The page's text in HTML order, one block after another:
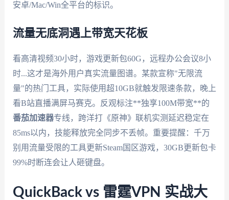
安卓/Mac/Win全平台的标识。
流量无底洞遇上带宽天花板
看高清视频30小时，游戏更新包60G，远程办公会议8小
时...这才是海外用户真实流量图谱。某款宣称"无限流
量"的热门工具，实际使用超10GB就触发限速条款，晚上
看B站直播满屏马赛克。反观标注**独享100M带宽**的
番茄加速器专线，跨洋打《原神》联机实测延迟稳定在
85ms以内，技能释放完全同步不丢帧。重要提醒：千万
别用流量受限的工具更新Steam国区游戏，30GB更新包卡
99%时断连会让人砸键盘。
QuickBack vs 雷霆VPN 实战大